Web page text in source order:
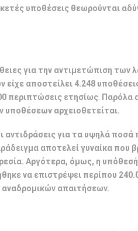
υποθέσεις θεωρούνται
για την αντιμετώπιση των
αποστείλει 4.248
περιπτώσεις ετησίως Παρόλα
υποθέσεων αρχειοθετείται.
για τα υψηλά ποσά
αποτελεί γυναίκα που
Αργότερα, όμως, η
να επιστρέψει περίπου
απαιτήσεων.